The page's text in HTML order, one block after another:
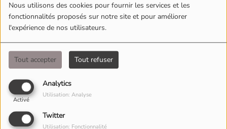
Nous utilisons des cookies pour fournir les services et les
fonctionnalités proposés sur notre site et pour améliorer
l'expérience de nos utilisateurs.
Tout accepter Tout refuser
Analytics
Activé
Utilisation: Analyse
Twitter
Utilisation: Fonctionnalité